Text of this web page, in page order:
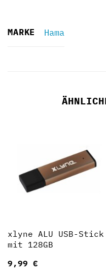
MARKE Hama
xlyne ALU USB-Stick
mit 128GB
9,99 €